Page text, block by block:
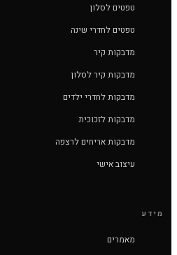
טפטים לסלון
טפטים לחדרי שינה
מדבקות קיר
מדבקות קיר לסלון
מדבקות לחדרי ילדים
מדבקות לזכוכית
מדבקות אריחים לרצפה
עיצוב אישי
מידע
מאמרים